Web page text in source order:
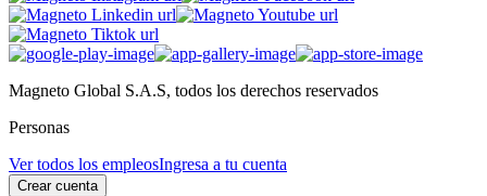
Magneto Global S.A.S, todos los derechos reservados
Personas
Ver todos los empleosIngresa a tu cuenta
Crear cuenta